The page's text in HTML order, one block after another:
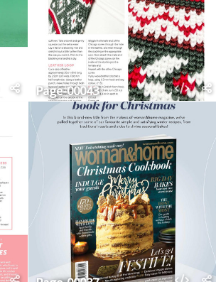
Page-00043